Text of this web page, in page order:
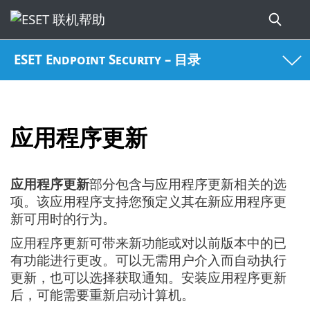
ESET Endpoint Security – 目录
应用程序更新
应用程序更新部分包含与应用程序更新相关的选
项。该应用程序支持您预定义其在新应用程序更
新可用时的行为。
应用程序更新可带来新功能或对以前版本中的已
有功能进行更改。可以无需用户介入而自动执行
更新，也可以选择获取通知。安装应用程序更新
后，可能需要重新启动计算机。